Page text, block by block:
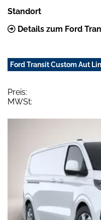
Standort
Details zum Ford
Ford Transit Custom Aut
Preis:
MWSt: